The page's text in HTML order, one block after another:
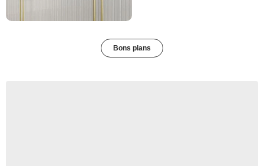
Bons plans